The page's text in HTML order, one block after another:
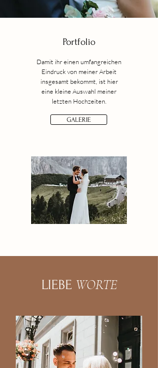
Portfolio
Damit ihr einen umfangreichen
Eindruck von meiner Arbeit
insgesamt bekommt, ist hier
eine kleine Auswahl meiner
letzten Hochzeiten.
GALERIE
LIEBE WORTE